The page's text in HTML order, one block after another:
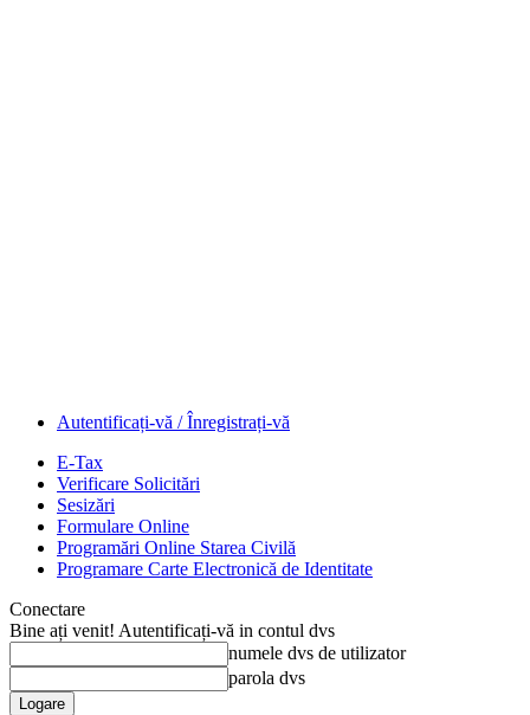
Autentificați-vă / Înregistrați-vă
E-Tax
Verificare Solicitări
Sesizări
Formulare Online
Programări Online Starea Civilă
Programare Carte Electronică de Identitate
Conectare
Bine ați venit! Autentificați-vă in contul dvs
numele dvs de utilizator
parola dvs